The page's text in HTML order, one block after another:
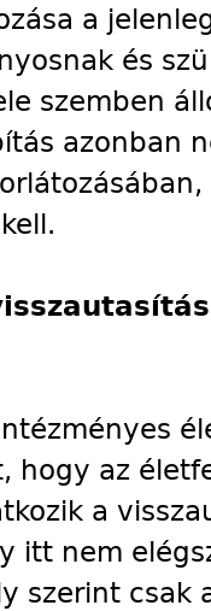
a
és
szemben
azonban
hogy az
a
itt nem
szerint csak